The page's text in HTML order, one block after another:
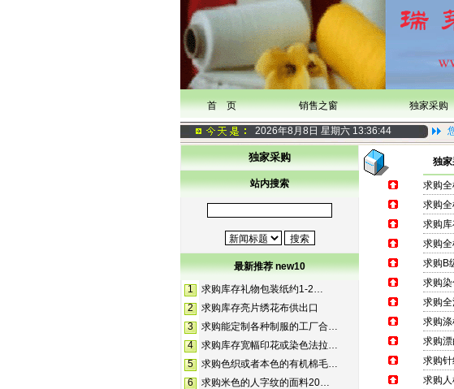
首 页 销售之窗 独家采购
2026年8月8日 星期六 13:36:45
独家采购
站内搜索
最新推荐 new10
1
求购库存礼物包装纸约1-2…
2
求购库存亮片绣花布供出口
3
求购能定制各种制服的工厂合…
4
求购库存宽幅印花或染色法拉…
5
求购色织或者本色的有机棉毛…
6
求购米色的人字纹的面料20…
独
求购
求购
求购
求购
求购B
求购
求购
求购
求购
求购
求购